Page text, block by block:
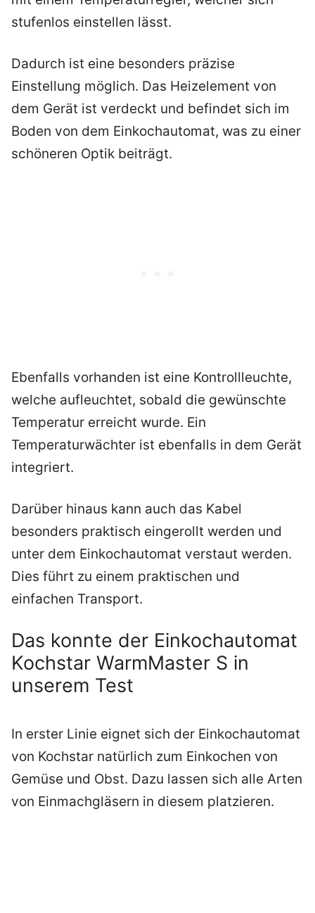
stufenlos einstellen lässt.
Dadurch ist eine besonders präzise
Einstellung möglich. Das Heizelement von
dem Gerät ist verdeckt und befindet sich im
Boden von dem Einkochautomat, was zu einer
schöneren Optik beiträgt.
Ebenfalls vorhanden ist eine Kontrollleuchte,
welche aufleuchtet, sobald die gewünschte
Temperatur erreicht wurde. Ein
Temperaturwächter ist ebenfalls in dem Gerät
integriert.
Darüber hinaus kann auch das Kabel
besonders praktisch eingerollt werden und
unter dem Einkochautomat verstaut werden.
Dies führt zu einem praktischen und
einfachen Transport.
Das konnte der Einkochautomat
Kochstar WarmMaster S in
unserem Test
In erster Linie eignet sich der Einkochautomat
von Kochstar natürlich zum Einkochen von
Gemüse und Obst. Dazu lassen sich alle Arten
von Einmachgläsern in diesem platzieren.